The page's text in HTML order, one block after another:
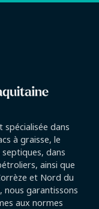
spécialisée dans
à graisse, le
dans
ainsi que
et Nord du
nous garantissons
aux normes